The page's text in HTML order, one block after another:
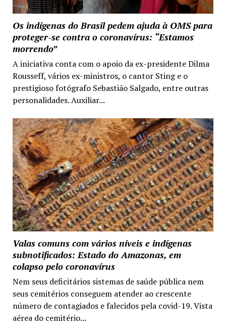
Os indígenas do Brasil pedem ajuda à OMS para
proteger-se contra o coronavírus: “Estamos
morrendo”
A iniciativa conta com o apoio da ex-presidente Dilma
Rousseff, vários ex-ministros, o cantor Sting e o
prestigioso fotógrafo Sebastião Salgado, entre outras
personalidades. Auxiliar...
Valas comuns com vários níveis e indígenas
subnotificados: Estado do Amazonas, em
colapso pelo coronavírus
Nem seus deficitários sistemas de saúde pública nem
seus cemitérios conseguem atender ao crescente
número de contagiados e falecidos pela covid-19. Vista
aérea do cemitério...